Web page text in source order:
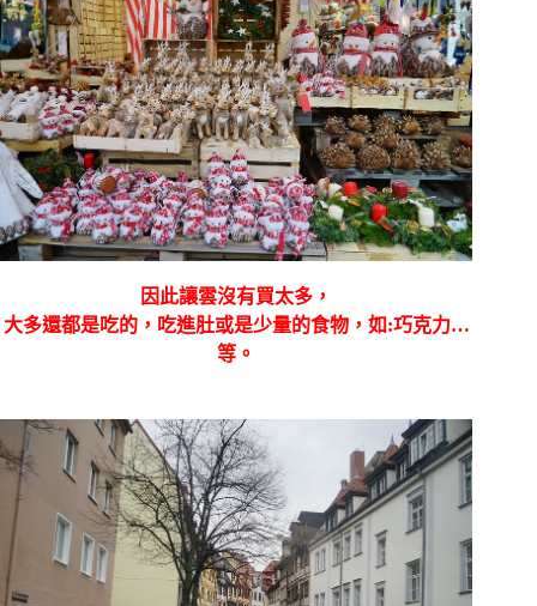
因此讓雲沒有買太多，
大多還都是吃的，吃進肚或是少量的食物，如:巧克力…
等。